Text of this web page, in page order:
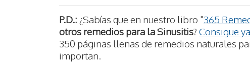
P.D.: ¿Sabías que en nuestro libro "365
otros remedios para la Sinusitis? Consigue
350 páginas llenas de remedios naturales
importan.